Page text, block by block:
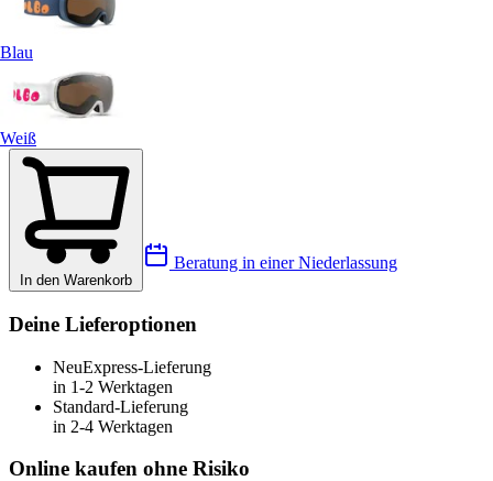
Blau
Weiß
In den Warenkorb
Beratung in einer Niederlassung
Deine Lieferoptionen
NeuExpress-Lieferung
in 1-2 Werktagen
Standard-Lieferung
in 2-4 Werktagen
Online kaufen ohne Risiko